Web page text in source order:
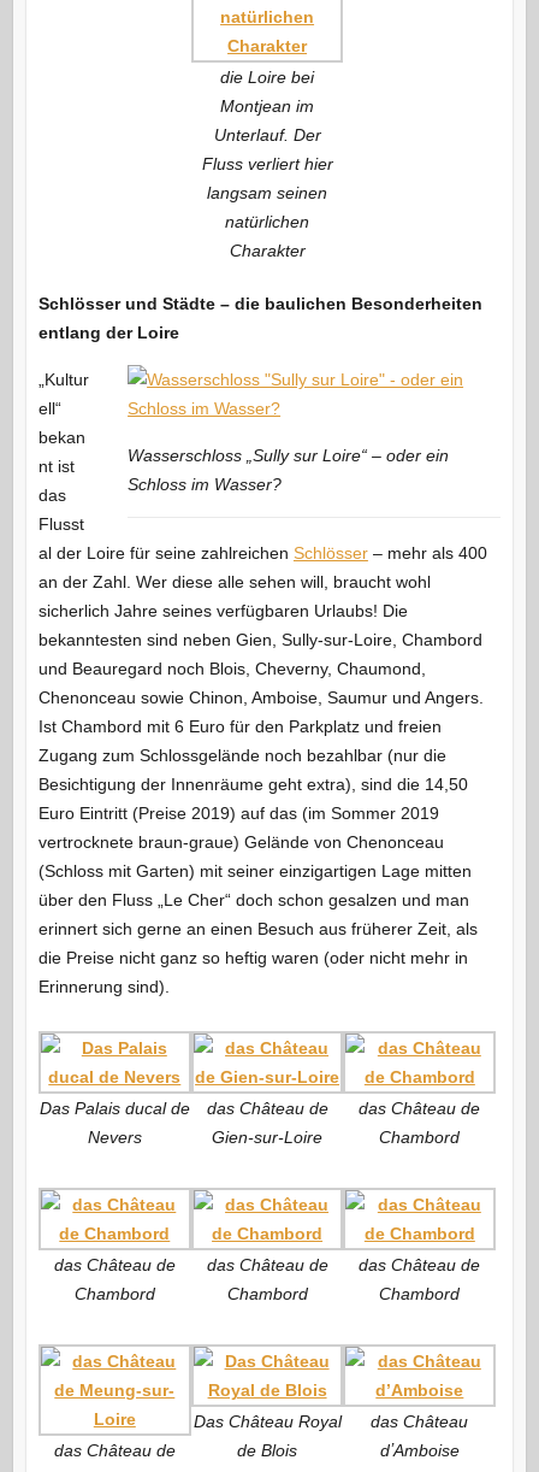
die Loire bei
Montjean im
Unterlauf. Der
Fluss verliert hier
langsam seinen
natürlichen
Charakter
Schlösser und Städte – die baulichen Besonderheiten
entlang der Loire
Wasserschloss „Sully sur Loire“ – oder ein
Schloss im Wasser?
„Kultur
ell“
bekan
nt ist
das
Flusst
al der Loire für seine zahlreichen Schlösser– mehr als 400
an der Zahl. Wer diese alle sehen will, braucht wohl
sicherlich Jahre seines verfügbaren Urlaubs! Die
bekanntesten sind neben Gien, Sully-sur-Loire, Chambord
und Beauregard noch Blois, Cheverny, Chaumond,
Chenonceau sowie Chinon, Amboise, Saumur und Angers.
Ist Chambord mit 6 Euro für den Parkplatz und freien
Zugang zum Schlossgelände noch bezahlbar (nur die
Besichtigung der Innenräume geht extra), sind die 14,50
Euro Eintritt (Preise 2019) auf das (im Sommer 2019
vertrocknete braun-graue) Gelände von Chenonceau
(Schloss mit Garten) mit seiner einzigartigen Lage mitten
über den Fluss „Le Cher“ doch schon gesalzen und man
erinnert sich gerne an einen Besuch aus früherer Zeit, als
die Preise nicht ganz so heftig waren (oder nicht mehr in
Erinnerung sind).
Das Palais ducal de
Nevers
das Château de
Gien-sur-Loire
das Château de
Chambord
das Château de
Chambord
das Château de
Chambord
das Château de
Chambord
das Château de
Das Château Royal
de Blois
das Château
dʼAmboise